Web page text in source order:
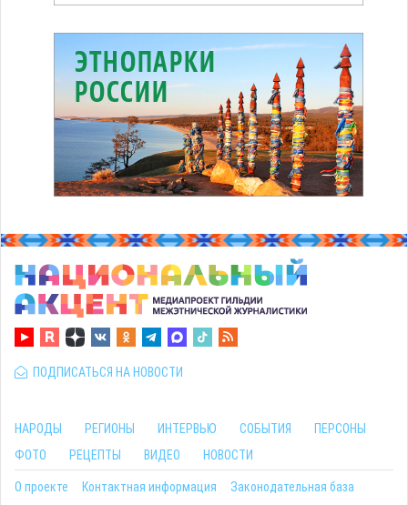
ПОДПИСАТЬСЯ НА НОВОСТИ
НАРОДЫ РЕГИОНЫ ИНТЕРВЬЮ СОБЫТИЯ
ПЕРСОНЫ
ФОТО
РЕЦЕПТЫ ВИДЕО НОВОСТИ
О проекте Контактная информация Законодательная база